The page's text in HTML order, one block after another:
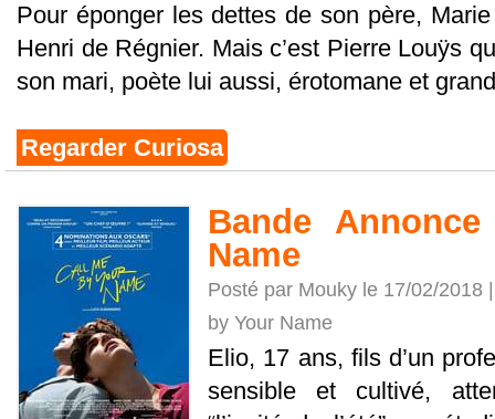
Pour éponger les dettes de son père,
Henri de Régnier. Mais c’est Pierre Louÿs
son mari, poète lui aussi, érotomane et
Regarder Curiosa
Bande
Name
Posté par Mouky le 17/02/2018
by Your Name
Elio, 17 ans, fils d’un
sensible et cultivé,